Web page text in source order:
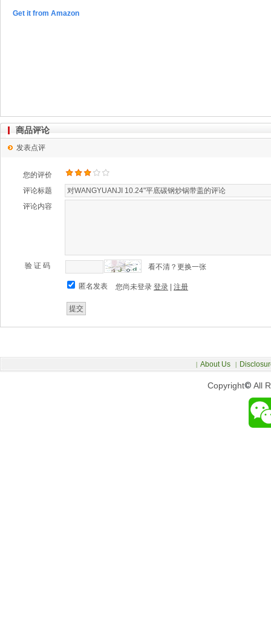
Get it from Amazon
商品评论
发表点评
您的评价
评论标题
评论内容
验 证 码 看不清？更换一张
匿名发表 您尚未登录 登录 注册
Copyright© All
| About Us |